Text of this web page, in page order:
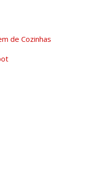
de Cozinhas